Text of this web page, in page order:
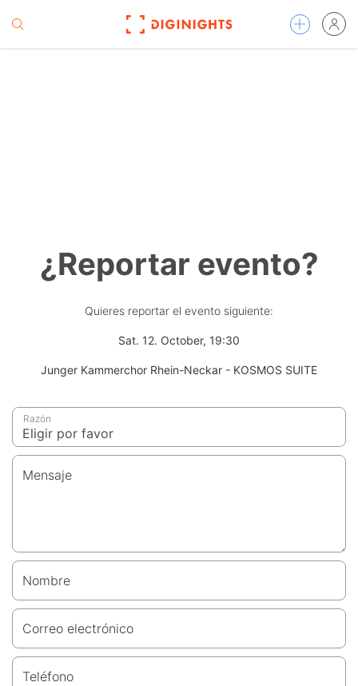
¿Reportar evento?
Quieres reportar el evento siguiente:
Sat. 12. October, 19:30
Junger Kammerchor Rhein-Neckar - KOSMOS SUITE
Razón
Mensaje
Nombre
Correo electrónico
Teléfono